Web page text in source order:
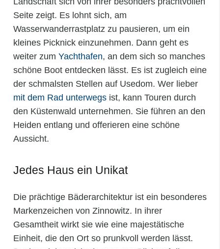
Seite zeigt. Es lohnt sich, am
Wasserwanderrastplatz zu pausieren, um ein
kleines Picknick einzunehmen. Dann geht es
weiter zum Yachthafen, an dem sich so manches
schöne Boot entdecken lässt. Es ist zugleich eine
der schmalsten Stellen auf Usedom. Wer lieber
mit dem Rad unterwegs ist, kann Touren durch
den Küstenwald unternehmen. Sie führen an den
Heiden entlang und offerieren eine schöne
Aussicht.
Jedes Haus ein Unikat
Die prächtige Bäderarchitektur ist ein besonderes
Markenzeichen von Zinnowitz. In ihrer
Gesamtheit wirkt sie wie eine majestätische
Einheit, die den Ort so prunkvoll werden lässt.